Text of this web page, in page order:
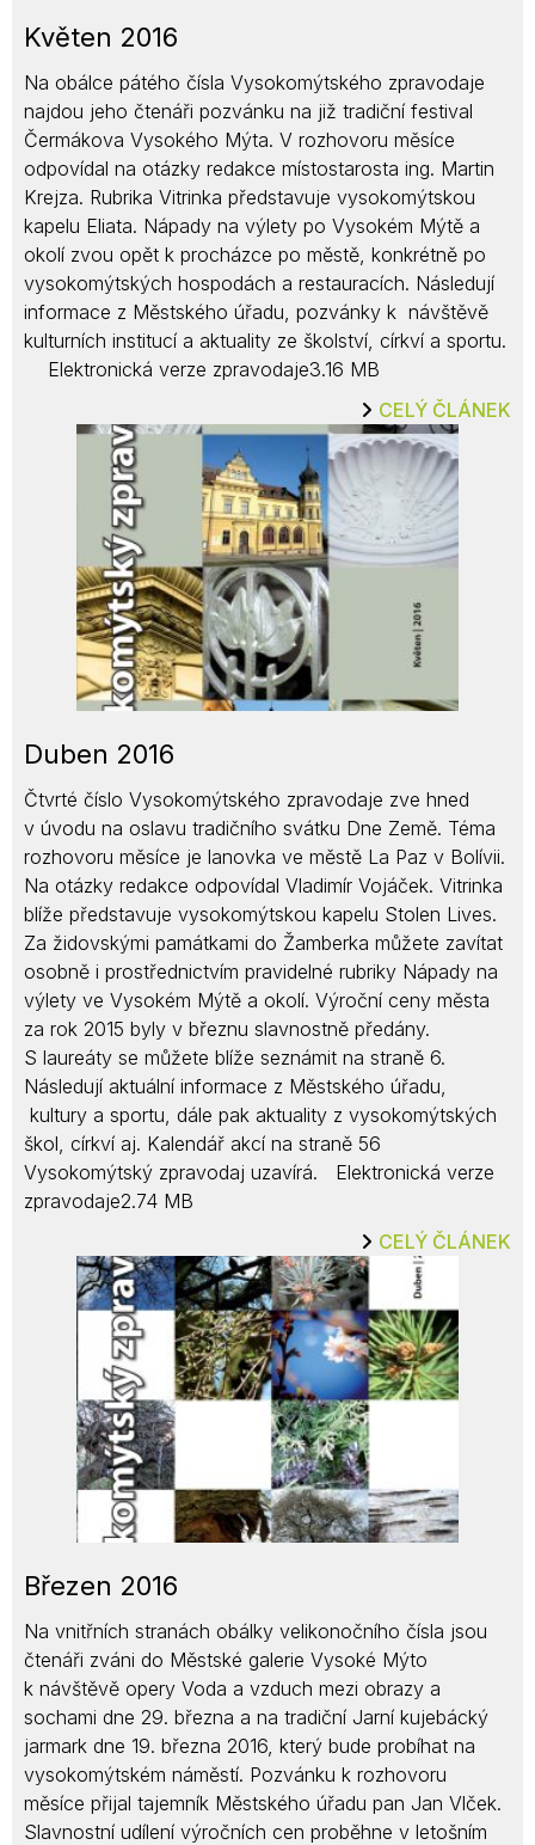
Květen 2016
Na obálce pátého čísla Vysokomýtského zpravodaje
najdou jeho čtenáři pozvánku na již tradiční festival
Čermákova Vysokého Mýta. V rozhovoru měsíce
odpovídal na otázky redakce místostarosta ing. Martin
Krejza. Rubrika Vitrinka představuje vysokomýtskou
kapelu Eliata. Nápady na výlety po Vysokém Mýtě a
okolí zvou opět k procházce po městě, konkrétně po
vysokomýtských hospodách a restauracích. Následují
informace z Městského úřadu, pozvánky k návštěvě
kulturních institucí a aktuality ze školství, církví a sportu.
Elektronická verze zpravodaje3.16 MB
CELÝ ČLÁNEK
Duben 2016
Čtvrté číslo Vysokomýtského zpravodaje zve hned
v úvodu na oslavu tradičního svátku Dne Země. Téma
rozhovoru měsíce je lanovka ve městě La Paz v Bolívii.
Na otázky redakce odpovídal Vladimír Vojáček. Vitrinka
blíže představuje vysokomýtskou kapelu Stolen Lives.
Za židovskými památkami do Žamberka můžete zavítat
osobně i prostřednictvím pravidelné rubriky Nápady na
výlety ve Vysokém Mýtě a okolí. Výroční ceny města
za rok 2015 byly v březnu slavnostně předány.
S laureáty se můžete blíže seznámit na straně 6.
Následují aktuální informace z Městského úřadu,
kultury a sportu, dále pak aktuality z vysokomýtských
škol, církví aj. Kalendář akcí na straně 56
Vysokomýtský zpravodaj uzavírá. Elektronická verze
zpravodaje2.74 MB
CELÝ ČLÁNEK
Březen 2016
Na vnitřních stranách obálky velikonočního čísla jsou
čtenáři zváni do Městské galerie Vysoké Mýto
k návštěvě opery Voda a vzduch mezi obrazy a
sochami dne 29. března a na tradiční Jarní kujebácký
jarmark dne 19. března 2016, který bude probíhat na
vysokomýtském náměstí. Pozvánku k rozhovoru
měsíce přijal tajemník Městského úřadu pan Jan Vlček.
Slavnostní udílení výročních cen proběhne v letošním